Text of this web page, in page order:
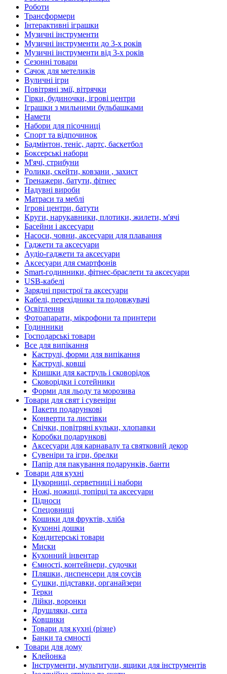
Роботи
Трансформери
Інтерактивні іграшки
Музичні інструменти
Музичні інструменти до 3-х років
Музичні інструменти від 3-х років
Сезонні товари
Сачок для метеликів
Вуличні ігри
Повітряні змії, вітрячки
Гірки, будиночки, ігрові центри
Іграшки з мильними бульбашками
Намети
Набори для пісочниці
Спорт та відпочинок
Бадмінтон, теніс, дартс, баскетбол
Боксерські набори
М'ячі, стрибуни
Ролики, скейти, ковзани , захист
Тренажери, батути, фітнес
Надувні вироби
Матраси та меблі
Ігрові центри, батути
Круги, нарукавники, плотики, жилети, м'ячі
Басейни і аксесуари
Насоси, човни, аксесуари для плавання
Гаджети та аксесуари
Аудіо-гаджети та аксесуари
Аксесуари для смартфонів
Smart-годинники, фітнес-браслети та аксесуари
USB-кабелі
Зарядні пристрої та аксесуари
Кабелі, перехідники та подовжувачі
Освітлення
Фотоапарати, мікрофони та принтери
Годинники
Господарські товари
Все для випікання
Каструлі, форми для випікання
Каструлі, ковші
Кришки для каструль і сковорідок
Сковорідки і сотейники
Форми для льоду та морозива
Товари для свят і сувеніри
Пакети подарункові
Конверти та листівки
Свічки, повітряні кульки, хлопавки
Коробки подарункові
Аксесуари для карнавалу та святковий декор
Сувеніри та ігри, брелки
Папір для пакування подарунків, банти
Товари для кухні
Цукорниці, серветниці і набори
Ножі, ножиці, топірці та аксесуари
Підноси
Спецовниці
Кошики для фруктів, хліба
Кухонні дошки
Кондитерські товари
Миски
Кухонний інвентар
Ємності, контейнери, судочки
Пляшки, диспенсери для соусів
Сушки, підставки, органайзери
Терки
Лійки, воронки
Друшляки, сита
Ковшики
Товари для кухні (різне)
Банки та ємності
Товари для дому
Клейонка
Інструменти, мультитули, ящики для інструментів